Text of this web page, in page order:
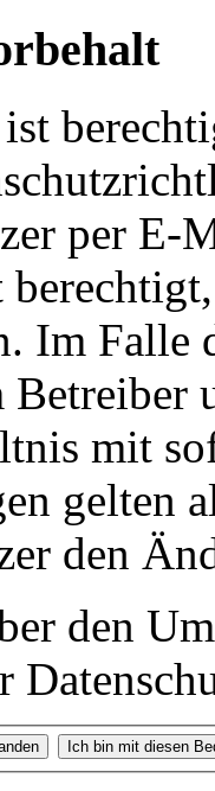
per E-
Im Falle
Betreiber
mit
gelten
den
den